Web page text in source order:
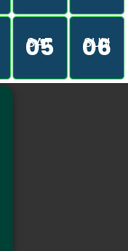
SAT
05 SUN
06